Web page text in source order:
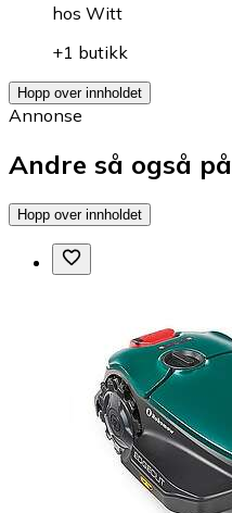
hos Witt
+1 butikk
Hopp over innholdet
Annonse
Andre så også på
Hopp over innholdet